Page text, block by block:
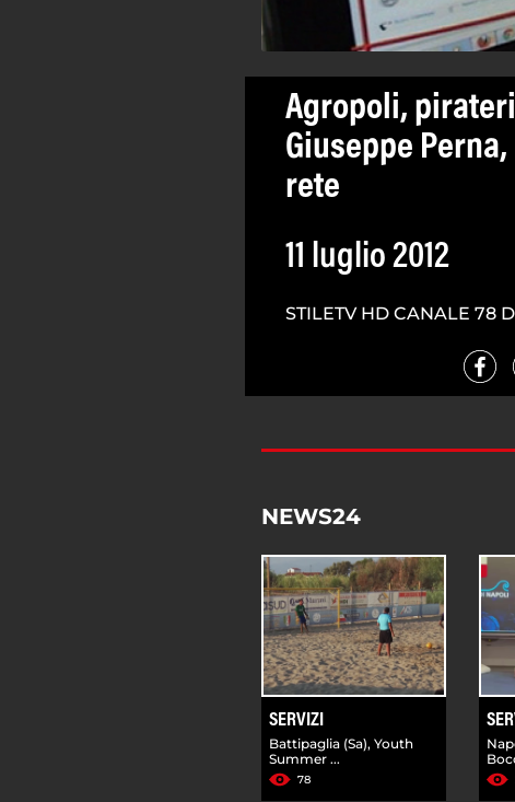
Agropoli,
Giuseppe
rete
11 luglio 2012
STILETV HD CANALE 78
NEWS24
SERVIZI
Battipaglia (Sa), Youth
Summer ...
78